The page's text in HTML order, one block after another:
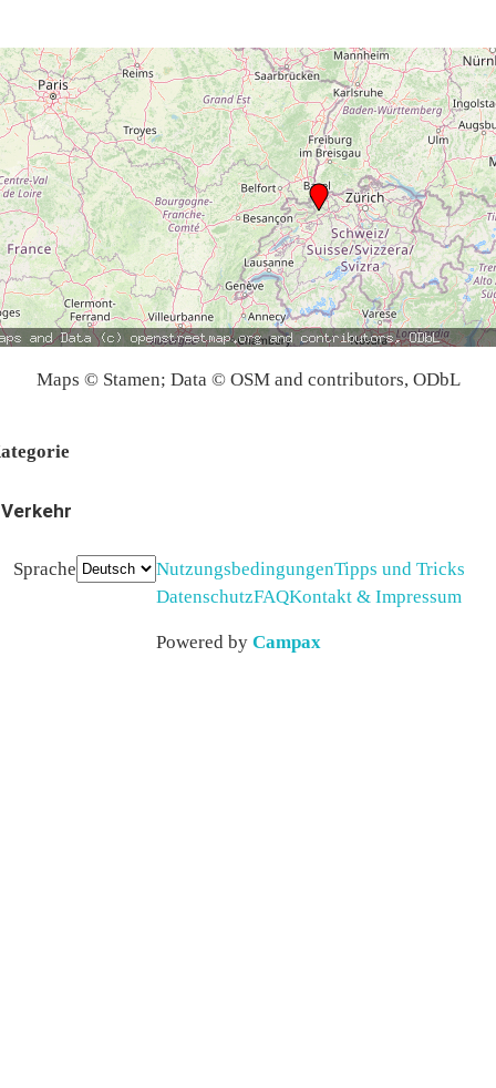
Maps © Stamen; Data © OSM and contributors, ODbL
Verkehr
Sprache NutzungsbedingungenTipps und Tricks
DatenschutzFAQKontakt & Impressum
Powered by Campax